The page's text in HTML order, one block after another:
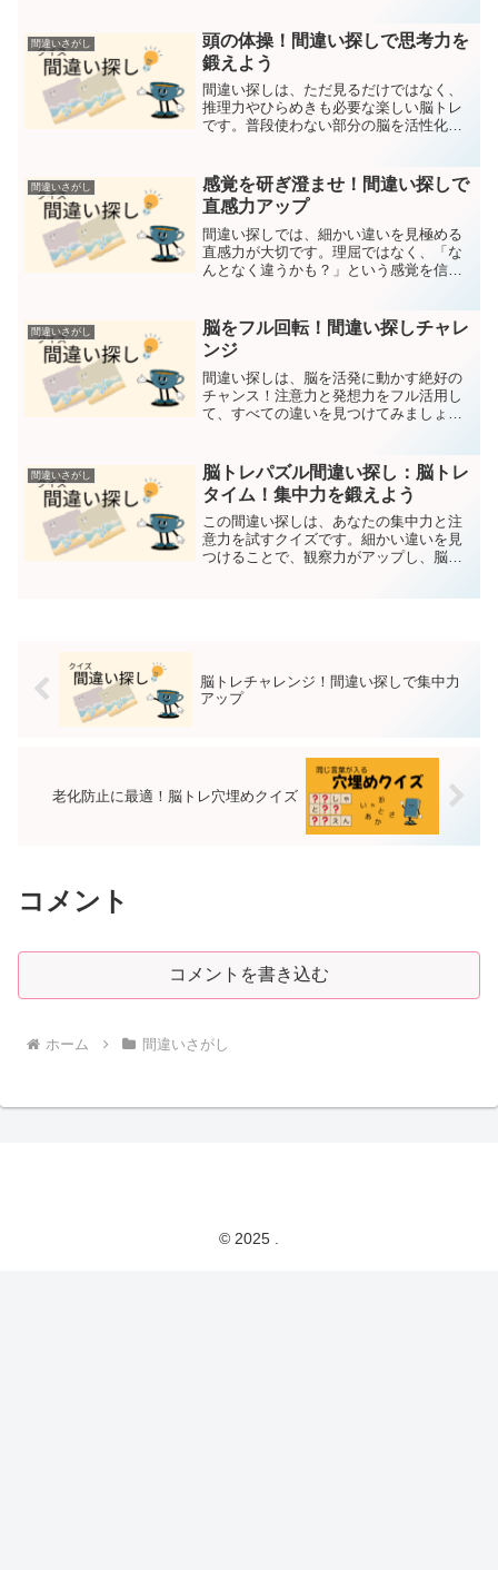
いを探してください間違いは5つです。回
答は下部にあります。...
間違いさがし
頭の体操！間違い探しで思考力を
鍛えよう
間違い探しは、ただ見るだけではなく、
推理力やひらめきも必要な楽しい脳トレ
です。普段使わない部分の脳を活性化し
ださい間違いは5つです。回答は下部にあ
ります。第一問目 第...
間違いさがし
感覚を研ぎ澄ませ！間違い探しで
直感力アップ
間違い探しでは、細かい違いを見極める
直感力が大切です。理屈ではなく、「な
んとなく違うかも？」という感覚を信じ
間違いを探してください間違いは5つで
す。回答は下部にありま...
間違いさがし
脳をフル回転！間違い探しチャレ
ンジ
間違い探しは、脳を活発に動かす絶好の
チャンス！注意力と発想力をフル活用し
て、すべての違いを見つけてみましょ
い間違いは5つです。回答は下部にありま
す。第一問目 第二問目 ...
間違いさがし
脳トレパズル間違い探し：脳トレ
タイム！集中力を鍛えよう
この間違い探しは、あなたの集中力と注
意力を試すクイズです。細かい違いを見
つけることで、観察力がアップし、脳の
脳トレチャレンジ！間違い探しで集中力
アップ
老化防止に最適！脳トレ穴埋めクイズ
コメント
コメントを書き込む
ホーム 間違いさがし
© 2025 .